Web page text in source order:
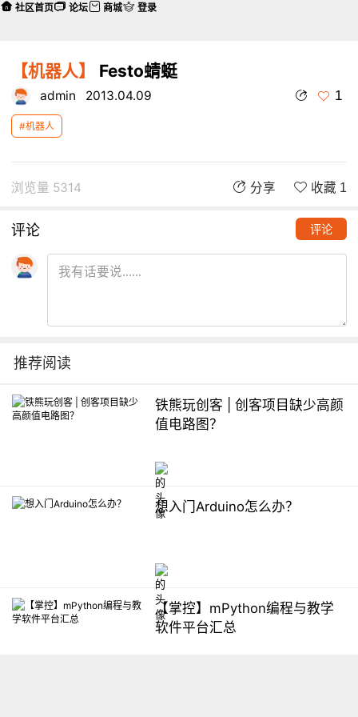
【机器人】 Festo蜻蜓
admin 2013.04.09 1
#机器人
浏览量 5314 分享 收藏 1
评论 评论
推荐阅读
铁熊玩创客 | 创客项目缺少高颜
值电路图？
想入门Arduino怎么办？
【掌控】mPython编程与教学
软件平台汇总
社区首页 论坛 商城 登录